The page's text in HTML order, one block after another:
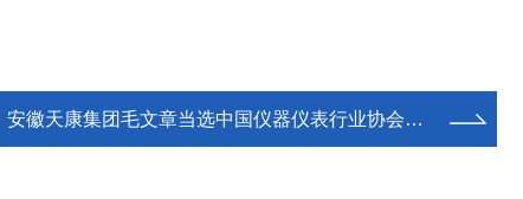
安徽天康集团毛文章当选中国仪器仪表行业协会第九届理事会副理事长